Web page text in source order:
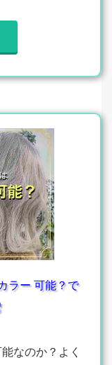
ラー 可能？で
なのか？よく